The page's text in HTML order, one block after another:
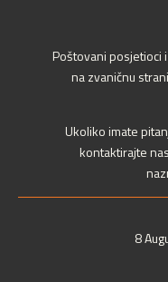
Poštovani posjetioci
na zvaničnu
Ukoliko imate
kontaktirajte
8